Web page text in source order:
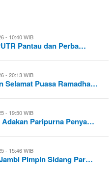
- 10:40 WIB
Pantau dan Perba…
- 20:13 WIB
Selamat Puasa Ramadha…
- 19:50 WIB
Paripurna Penya…
- 15:46 WIB
Pimpin Sidang Par…